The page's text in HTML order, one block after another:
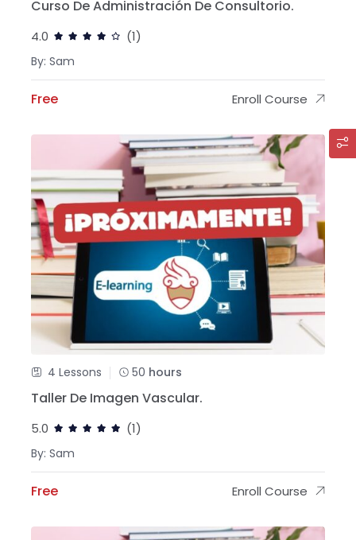
Curso De Administración De Consultorio.
4.0 (1)
By: Sam
Free Enroll Course
4 Lessons 50 hours
Taller De Imagen Vascular.
5.0 (1)
By: Sam
Free Enroll Course